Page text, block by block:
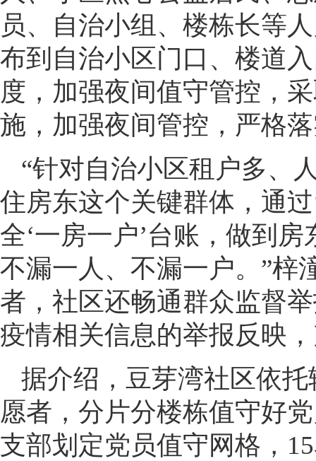
员、自治小组、楼栋长等
布到自治小区门口、楼道
度，加强夜间值守管控，
施，加强夜间管控，严格
“针对自治小区租户多、
住房东这个关键群体，通过
全‘一房一户’台账，做到
不漏一人、不漏一户。”梓
者，社区还畅通群众监督
疫情相关信息的举报反映
据介绍，豆芽湾社区依
愿者，分片分楼栋值守好
支部划定党员值守网格，